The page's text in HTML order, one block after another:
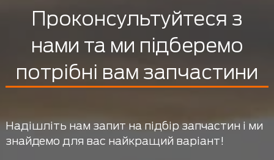
Проконсультуйтеся з
нами та ми підберемо
потрібні вам запчастини
Надішліть нам запит на підбір запчастин і ми
знайдемо для вас найкращий варіант!